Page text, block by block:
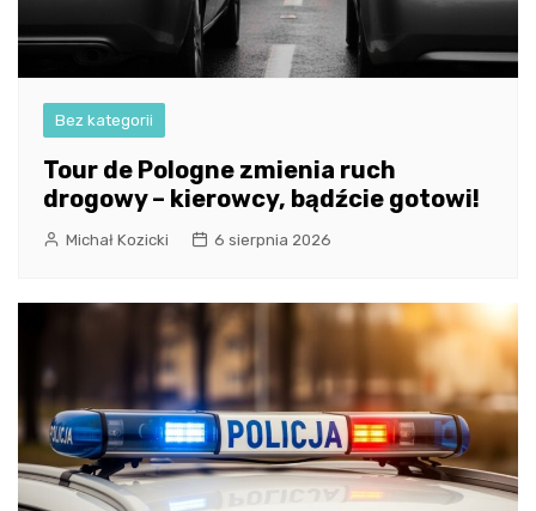
Bez kategorii
Tour de Pologne zmienia ruch
drogowy – kierowcy, bądźcie gotowi!
Michał Kozicki 6 sierpnia 2026